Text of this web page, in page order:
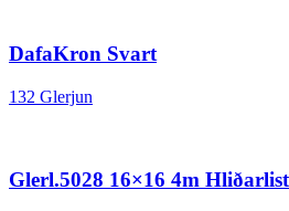
DafaKron Svart
132 Glerjun
Glerl.5028 16×16 4m